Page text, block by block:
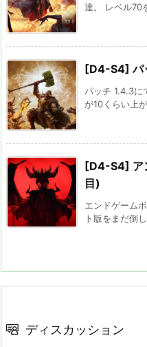
達。 レベル70
[D4-S4] パ
パッチ 1.4.3に
が10くらい上
[D4-S4] ア
目)
エンドゲーム
ト版をまだ倒
ディスカッション